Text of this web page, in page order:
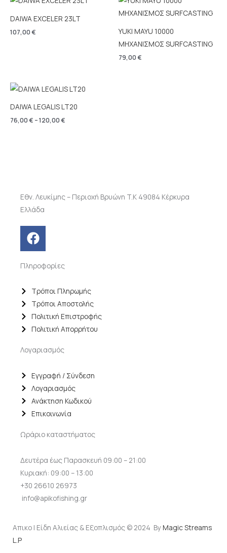
DAIWA EXCELER 23LT
107,00€
YUKI MAYU 10000
ΜΗΧΑΝΙΣΜΟΣ SURFCASTING
79,00€
DAIWA LEGALIS LT20
76,00€ –120,00€
Price
range:
through
Εθν. Λευκίμης – Περιοχή Βρυώνη T.K 49084 Κέρκυρα
Ελλάδα
F
a
c
e
o
o
k
Πληροφορίες
Τρόποι Πληρωμής
Τρόποι Αποστολής
Πολιτική Επιστροφής
Πολιτική Απορρήτου
Λογαριασμός
Εγγραφή / Σύνδεση
Λογαριασμός
Ανάκτηση Κωδικού
Επικοινωνία
Ωράριο καταστήματος
Δευτέρα έως Παρασκευή 09:00 – 21:00
Κυριακή: 09:00 – 13:00
+30 26610 26973
info@apikofishing.gr
Απικο | Είδη Αλιείας & Εξοπλισμός © 2024 ByMagic Streams
L.P